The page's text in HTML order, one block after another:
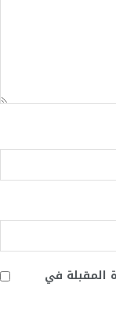
المقبلة في